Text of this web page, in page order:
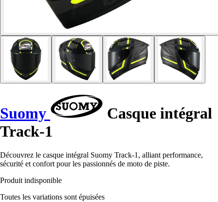
Suomy
Casque intégral
Track-1
Découvrez le casque intégral Suomy Track-1, alliant performance,
sécurité et confort pour les passionnés de moto de piste.
Produit indisponible
Toutes les variations sont épuisées